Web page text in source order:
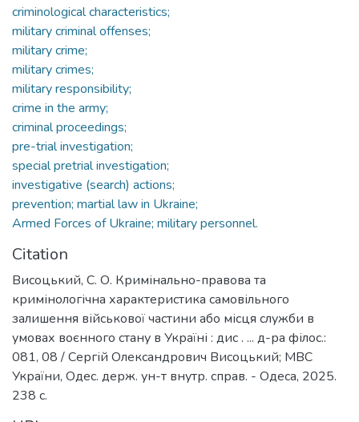
criminological characteristics;
military criminal offenses;
military crime;
military crimes;
military responsibility;
crime in the army;
criminal proceedings;
pre-trial investigation;
special pretrial investigation;
investigative (search) actions;
prevention; martial law in Ukraine;
Armed Forces of Ukraine; military personnel.
Citation
Висоцький, С. О. Кримінально-­правова та
кримінологічна характеристика самовільного
залишення військової частини або місця служби в
умовах воєнного стану в Україні : дис . ... д-ра філос.:
081, 08 / Сергій Олександрович Висоцький; МВС
України, Одес. держ. ун-т внутр. справ. - Одеса, 2025.
238 с.